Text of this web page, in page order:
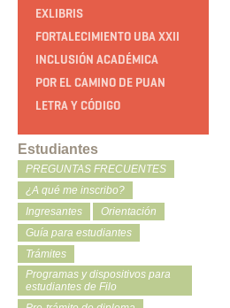
EXLIBRIS
FORTALECIMIENTO UBA XXII
INCLUSIÓN ACADÉMICA
POR EL CAMINO DE PUAN
LETRA Y CÓDIGO
Estudiantes
PREGUNTAS FRECUENTES
¿A qué me inscribo?
Ingresantes
Orientación
Guía para estudiantes
Trámites
Programas y dispositivos para
estudiantes de Filo